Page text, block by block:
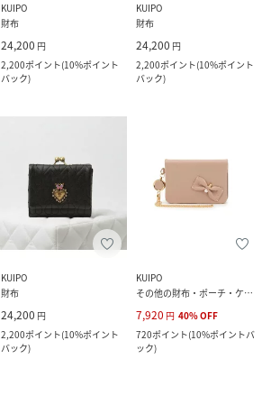
KUIPO
財布
24,200 円
2,200ポイント(10%ポイント
バック)
KUIPO
財布
24,200 円
2,200ポイント(10%ポイント
バック)
KUIPO
財布
24,200 円
2,200ポイント(10%ポイント
バック)
KUIPO
その他の財布・ポーチ・ケース
7,920 円 40%OFF
720ポイント(10%ポイントバ
ック)